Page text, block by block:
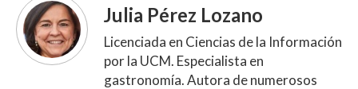
Julia Pérez Lozano
Licenciada en Ciencias de la Información
por la UCM. Especialista en
gastronomía. Autora de numerosos